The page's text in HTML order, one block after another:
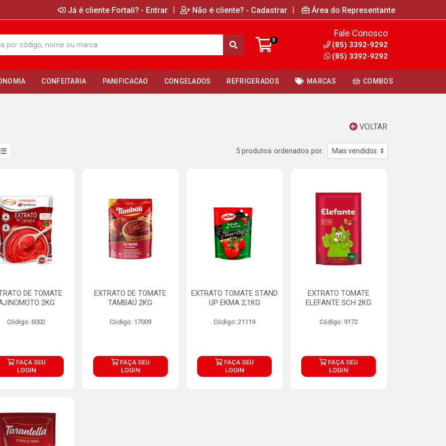
Já é cliente Fortali? - Entrar | Não é cliente? - Cadastrar | Área do Representante
0
Fale Conosco
(85) 3392-9292
(85) 3392-9292
CONFEITARIA PANIFICACAO CONGELADOS REFRIGERADOS MARCAS COMBOS
VOLTAR
5 produtos ordenados por:
DE TOMATE
2KG
Código: 6002
FAÇA SEU
LOGIN
EXTRATO DE TOMATE
TAMBAÚ 2KG
Código: 17009
FAÇA SEU
LOGIN
EXTRATO TOMATE STAND
UP EKMA 2,1KG
Código: 21119
FAÇA SEU
LOGIN
EXTRATO TOMATE
ELEFANTE SCH 2KG
Código: 9172
FAÇA SEU
LOGIN